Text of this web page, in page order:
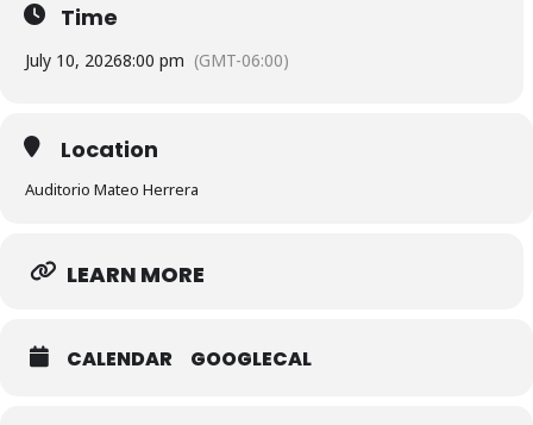
Time
July 10, 20268:00 pm (GMT-06:00)
Location
Auditorio Mateo Herrera
LEARN MORE
CALENDAR GOOGLECAL